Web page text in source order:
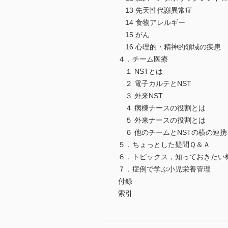
13 先天性代謝異常症
14 食物アレルギー
15 がん
16 心理的・精神的領域の疾患
４．チーム医療
１ NSTとは
２ 電子カルテとNST
３ 外来NST
４ 病棟ナースの役割とは
５ 外来ナースの役割とは
６ 他のチームとNSTの横の連携
５．ちょっとした疑問Ｑ＆Ａ
６．トピックス，知っておきたい
７．症例で学ぶ小児栄養管理
付録
索引